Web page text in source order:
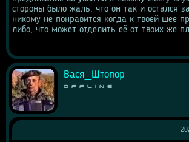
стороны было жаль, что он так и остался
никому не понравится когда к твоей шее
либо, что может отделить её от твоих же
Вася_Штопор
Offline